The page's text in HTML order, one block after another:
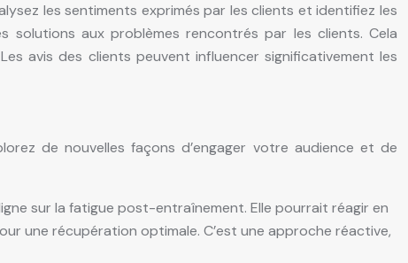
les sentiments exprimés par les clients et identifiez les
aux problèmes rencontrés par les clients. Cela
avis des clients peuvent influencer significativement les
de nouvelles façons d’engager votre audience et de
sur la fatigue post-entraînement. Elle pourrait réagir en
une récupération optimale. C’est une approche réactive,